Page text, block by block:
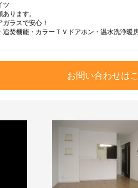
ツ
ります。
ラスで安心！
焚機能・カラーＴＶドアホン・温水洗浄暖
お問い合わせは